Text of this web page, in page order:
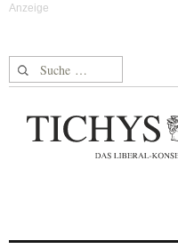
Suche nach: